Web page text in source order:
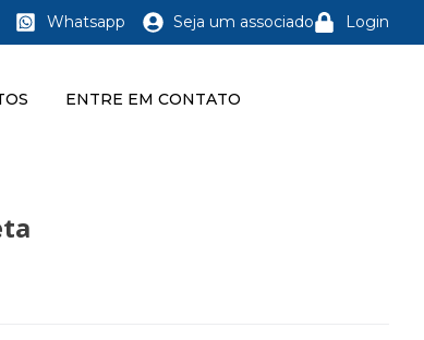
Whatsapp Seja um associado Login
ENTRE EM CONTATO